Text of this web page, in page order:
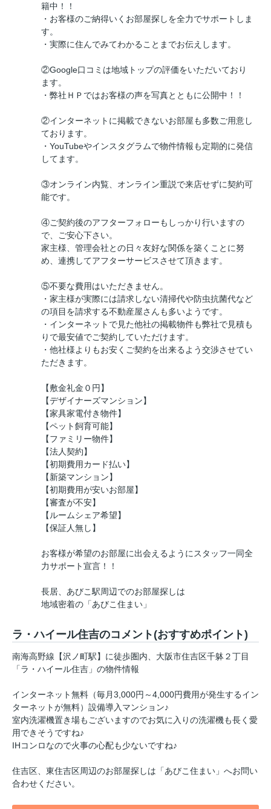
籍中！！
・お客様のご納得いくお部屋探しを全力でサポートしま
す。
・実際に住んでみてわかることまでお伝えします。
②Google口コミは地域トップの評価をいただいており
ます。
・弊社ＨＰではお客様の声を写真とともに公開中！！
②インターネットに掲載できないお部屋も多数ご用意し
ております。
・YouTubeやインスタグラムで物件情報も定期的に発信
してます。
③オンライン内覧、オンライン重説で来店せずに契約可
能です。
④ご契約後のアフターフォローもしっかり行いますの
で、ご安心下さい。
家主様、管理会社との日々友好な関係を築くことに努
め、連携してアフターサービスさせて頂きます。
⑤不要な費用はいただきません。
・家主様が実際には請求しない清掃代や防虫抗菌代など
の項目を請求する不動産屋さんも多いようです。
・インターネットで見た他社の掲載物件も弊社で見積も
りで最安値でご契約していただけます。
・他社様よりもお安くご契約を出来るよう交渉させてい
ただきます。
【敷金礼金０円】
【デザイナーズマンション】
【家具家電付き物件】
【ペット飼育可能】
【ファミリー物件】
【法人契約】
【初期費用カード払い】
【新築マンション】
【初期費用が安いお部屋】
【審査が不安】
【ルームシェア希望】
【保証人無し】
お客様が希望のお部屋に出会えるようにスタッフ一同全
力サポート宣言！！
長居、あびこ駅周辺でのお部屋探しは
地域密着の「あびこ住まい」
ラ・ハイール住吉のコメント(おすすめポイント)
南海高野線【沢ノ町駅】に徒歩圏内、大阪市住吉区千躰２丁目
「ラ・ハイール住吉」の物件情報
インターネット無料（毎月3,000円～4,000円費用が発生するイン
ターネットが無料）設備導入マンション♪
室内洗濯機置き場もございますのでお気に入りの洗濯機も長く愛
用できそうですね♪
IHコンロなので火事の心配も少ないですね♪
住吉区、東住吉区周辺のお部屋探しは「あびこ住まい」へお問い
合わせください。